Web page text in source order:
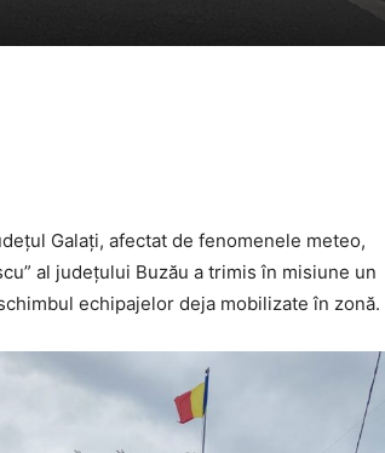
Galați, afectat de fenomenele meteo,
al județului Buzău a trimis în misiune un
echipajelor deja mobilizate în zonă.